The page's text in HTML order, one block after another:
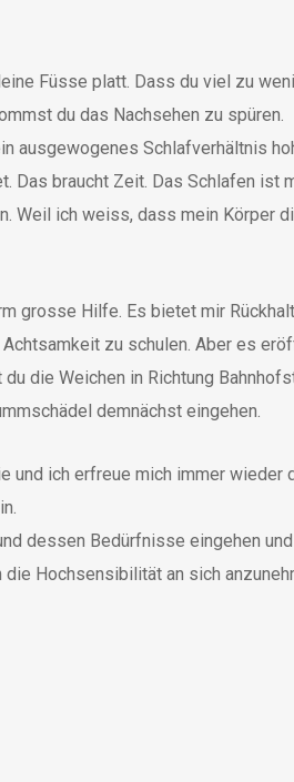
Füsse platt. Dass du viel zu
du das Nachsehen zu spüren.
ausgewogenes Schlafverhältnis
braucht Zeit. Das Schlafen ist
Weil ich weiss, dass mein Körper
grosse Hilfe. Es bietet mir
zu schulen. Aber es
die Weichen in Richtung
demnächst eingehen.
ich erfreue mich immer wieder
dessen Bedürfnisse eingehen
Hochsensibilität an sich